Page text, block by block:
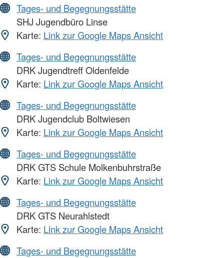
Tages- und Begegnungsstätte
SHJ Jugendbüro Linse
Karte: Link zur Google Maps Ansicht
Tages- und Begegnungsstätte
DRK Jugendtreff Oldenfelde
Karte: Link zur Google Maps Ansicht
Tages- und Begegnungsstätte
DRK Jugendclub Boltwiesen
Karte: Link zur Google Maps Ansicht
Tages- und Begegnungsstätte
DRK GTS Schule Molkenbuhrstraße
Karte: Link zur Google Maps Ansicht
Tages- und Begegnungsstätte
DRK GTS Neurahlstedt
Karte: Link zur Google Maps Ansicht
Tages- und Begegnungsstätte